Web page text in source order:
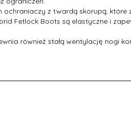
ochraniaczy z twardą skorupą,
Fetlock Boots są elastyczne i
również stałą wentylację nogi